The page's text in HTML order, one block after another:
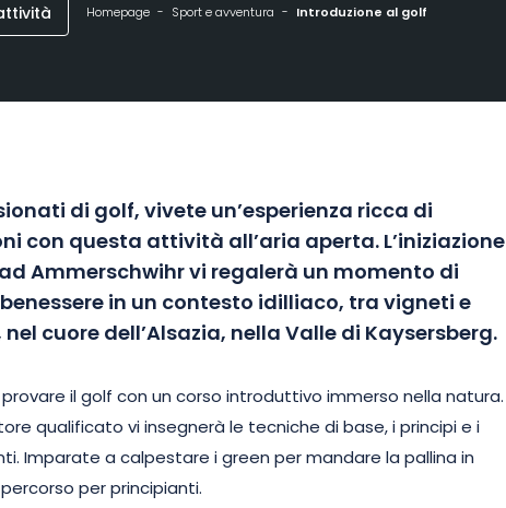
Homepage Sport e avventura Introduzione al golf
di golf, vivete un’esperienza ricca di
con questa attività all’aria aperta. L’iniziazione
Ammerschwihr vi regalerà un momento di
in un contesto idilliaco, tra vigneti e
cuore dell’Alsazia, nella Valle di Kaysersberg.
il golf con un corso introduttivo immerso nella natura.
qualificato vi insegnerà le tecniche di base, i principi e i
Imparate a calpestare i green per mandare la pallina in
per principianti.